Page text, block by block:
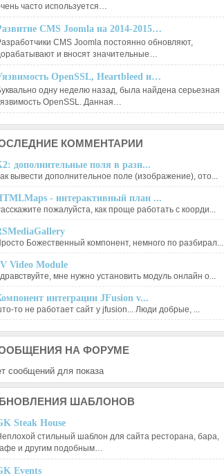
часто используется…
CMS Joomla на 2014-2015…
CMS Joomla постоянно обновляют,
и вносят значительные…
OpenSSL, Heartbleed и…
одну неделю назад, была найдена серьезная
OpenSSL. Данная…
КОММЕНТАРИИ
дополнительные поля в разн...
вывести дополнительное поле (изображение), ото...
- интерактивный план ...
пожалуйста, как проще работать с коорди...
Божественный компонент, немного по разбирал...
Video Module
мне нужно установить модуль онлайн о...
интеграции JFusion v...
то не работает сайт у jfusion... Люди добрые, ...
НА ФОРУМЕ
сообщений для показа
ШАБЛОНОВ
Steak House
стильный шаблон для сайта ресторана, бара,
и другим подобным…
Events